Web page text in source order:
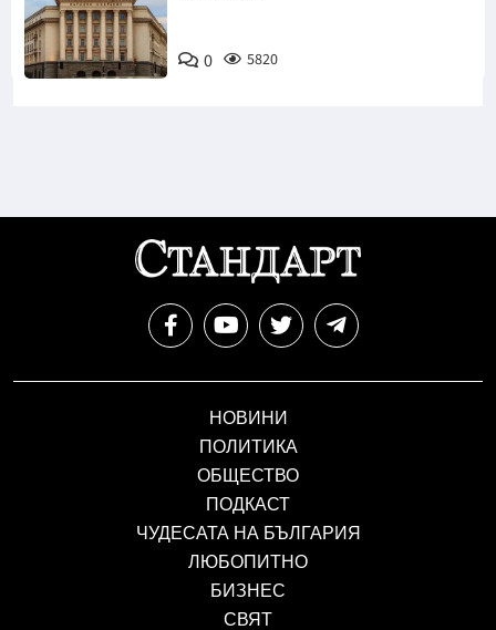
0 5820
НОВИНИ
ПОЛИТИКА
ОБЩЕСТВО
ПОДКАСТ
ЧУДЕСАТА НА БЪЛГАРИЯ
ЛЮБОПИТНО
БИЗНЕС
СВЯТ